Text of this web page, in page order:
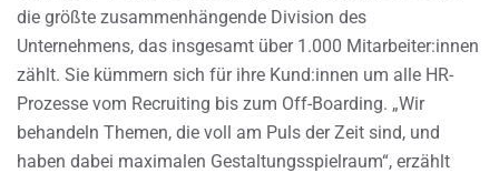
die größte zusammenhängende Division des
Unternehmens, das insgesamt über 1.000 Mitarbeiter:innen
zählt. Sie kümmern sich für ihre Kund:innen um alle HR-
Prozesse vom Recruiting bis zum Off-Boarding. „Wir
behandeln Themen, die voll am Puls der Zeit sind, und
haben dabei maximalen Gestaltungsspielraum“, erzählt